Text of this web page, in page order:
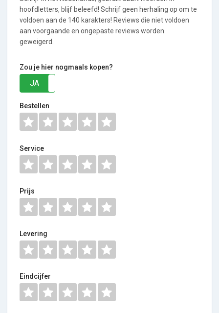
hoofdletters, blijf beleefd! Schrijf geen herhaling op om te
voldoen aan de 140 karakters! Reviews die niet voldoen
aan voorgaande en ongepaste reviews worden
geweigerd.
Zou je hier nogmaals kopen?
JA
Bestellen
Service
Prijs
Levering
Eindcijfer